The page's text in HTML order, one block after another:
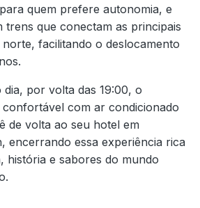
quem prefere autonomia, e
trens que conectam as principais
norte, facilitando o deslocamento
dia, por volta das 19:00, o
com ar condicionado
de volta ao seu hotel em
encerrando essa experiência rica
história e sabores do mundo